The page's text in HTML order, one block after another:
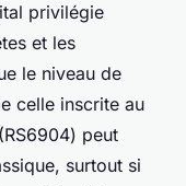
privilégie
et les
le niveau de
celle inscrite au
peut
surtout si